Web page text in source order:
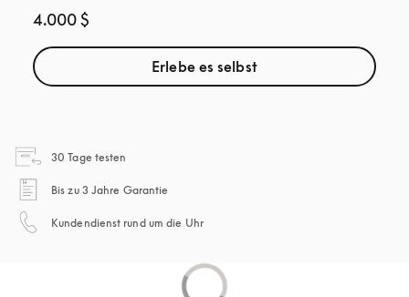
4.000 $
Erlebe es selbst
30 Tage testen
Bis zu 3 Jahre Garantie
Kundendienst rund um die Uhr